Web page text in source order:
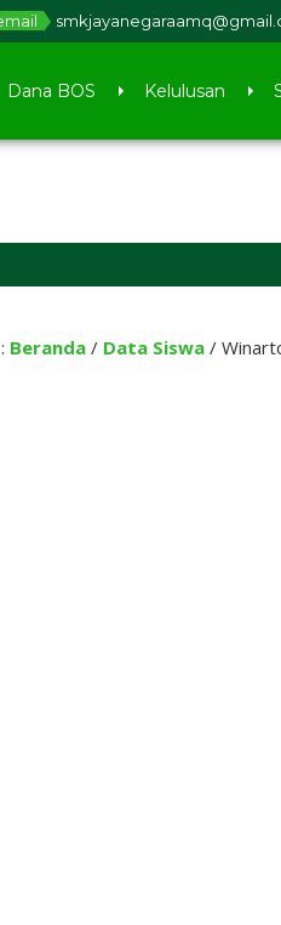
Dana BOS Kelulusan
Beranda/ Data Siswa/